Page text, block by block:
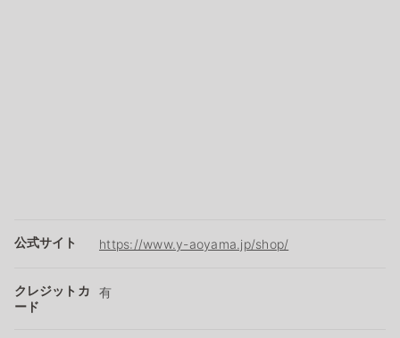
公式サイト https://www.y-aoyama.jp/shop/
クレジットカ
ード
有